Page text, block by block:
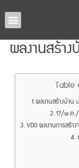
ผลงานสร้า
Table
ผลงานสร้างบ้า
17/พ.ค
VDO ผลงานการสร้